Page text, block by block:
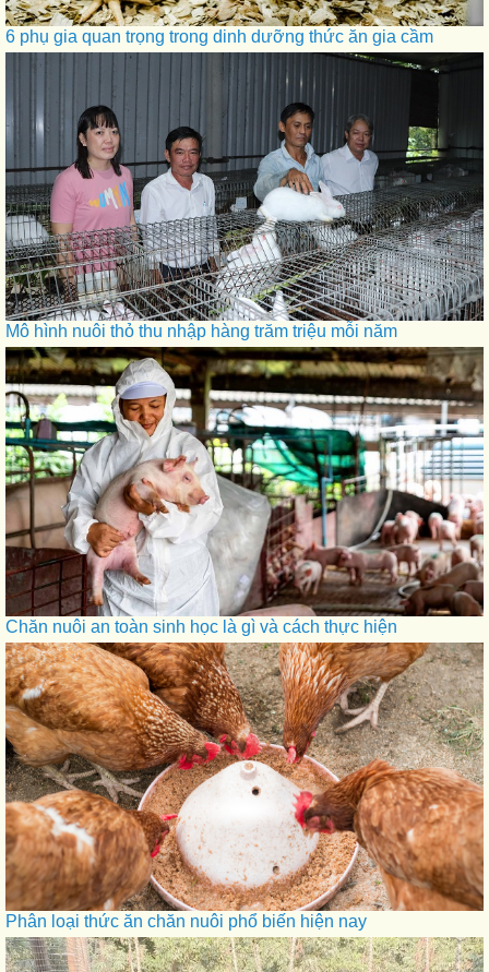
6 phụ gia quan trọng trong dinh dưỡng thức ăn gia cầm
Mô hình nuôi thỏ thu nhập hàng trăm triệu mỗi năm
Chăn nuôi an toàn sinh học là gì và cách thực hiện
Phân loại thức ăn chăn nuôi phổ biến hiện nay